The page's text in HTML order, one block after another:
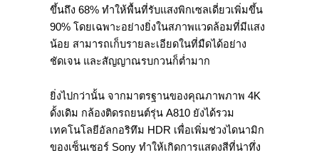
ขึ้นถึง 68% ทำให้พื้นที่รับแสงพิกเซลเดี่ยวเพิ่มขึ้น
90% โดยเฉพาะอย่างยิ่งในสภาพแวดล้อมที่มีแสง
น้อย สามารถเก็บรายละเอียดในที่มืดได้อย่าง
ชัดเจน และสัญญาณรบกวนก็ต่ำมาก
ยิ่งไปกว่านั้น จากมาตรฐานของคุณภาพภาพ 4K
ดั้งเดิม กล้องติดรถยนต์รุ่น A810 ยังได้รวม
เทคโนโลยีอัลกอริทึม HDR เพื่อเพิ่มช่วงไดนามิก
ของเซ็นเซอร์ Sony ทำให้เกิดการแสดงสีที่น่าทึ่ง